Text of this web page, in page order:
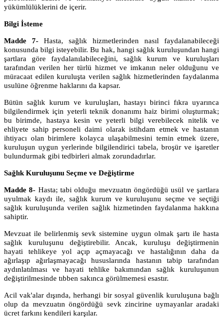
yükümlülüklerini de içerir.
Bilgi İsteme
Madde 7- Hasta, sağlık hizmetlerinden nasıl faydalanabileceği
konusunda bilgi isteyebilir. Bu hak, hangi sağlık kuruluşundan hangi
şartlara göre faydalanılabileceğini, sağlık kurum ve kuruluşları
tarafından verilen her türlü hizmet ve imkanın neler olduğunu ve
müracaat edilen kuruluşta verilen sağlık hizmetlerinden faydalanma
usulüne öğrenme haklarını da kapsar.
Bütün sağlık kurum ve kuruluşları, hastayı birinci fıkra uyarınca
bilgilendirmek için yeterli teknik donanımı haiz birimi oluşturmak;
bu birimde, hastaya kesin ve yeterli bilgi verebilecek nitelik ve
ehliyete sahip personeli daimi olarak istihdam etmek ve hastanın
ihtiyacı olan birimlere kolayca ulaşabilmesini temin etmek üzere,
kuruluşun uygun yerlerinde bilgilendirici tabela, broşür ve işaretler
bulundurmak gibi tedbirleri almak zorundadırlar.
Sağlık Kuruluşunu Seçme ve Değiştirme
Madde 8- Hasta; tabi olduğu mevzuatın öngördüğü usül ve şartlara
uyulmak kaydı ile, sağlık kurum ve kuruluşunu seçme ve seçtiği
sağlık kuruluşunda verilen sağlık hizmetinden faydalanma hakkına
sahiptir.
Mevzuat ile belirlenmiş sevk sistemine uygun olmak şartı ile hasta
sağlık kuruluşunu değiştirebilir. Ancak, kuruluşu değiştirmenin
hayati tehlikeye yol açıp açmayacağı ve hastalığının daha da
ağırlaşıp ağırlaşmayacağı hususlarında hastanın tabip tarafından
aydınlatılması ve hayati tehlike bakımından sağlık kuruluşunun
değiştirilmesinde tıbben sakınca görülmemesi esastır.
Acil vak'alar dışında, herhangi bir sosyal güvenlik kuruluşuna bağlı
olup da mevzuatın öngördüğü sevk zincirine uymayanlar aradaki
ücret farkını kendileri karşılar.